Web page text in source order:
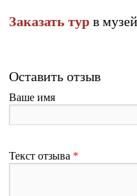
Заказать тур в
Оставить отзыв
Ваше имя
Текст отзыва *